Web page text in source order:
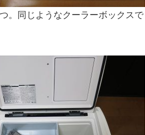
。同じようなクーラーボックス